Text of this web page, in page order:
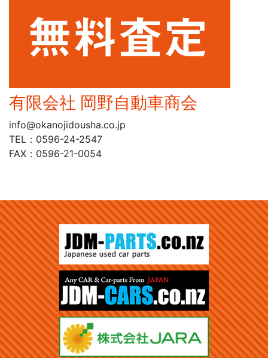
有限会社 岡野自動車商会
info@okanojidousha.co.jp
TEL：0596-24-2547
FAX：0596-21-0054